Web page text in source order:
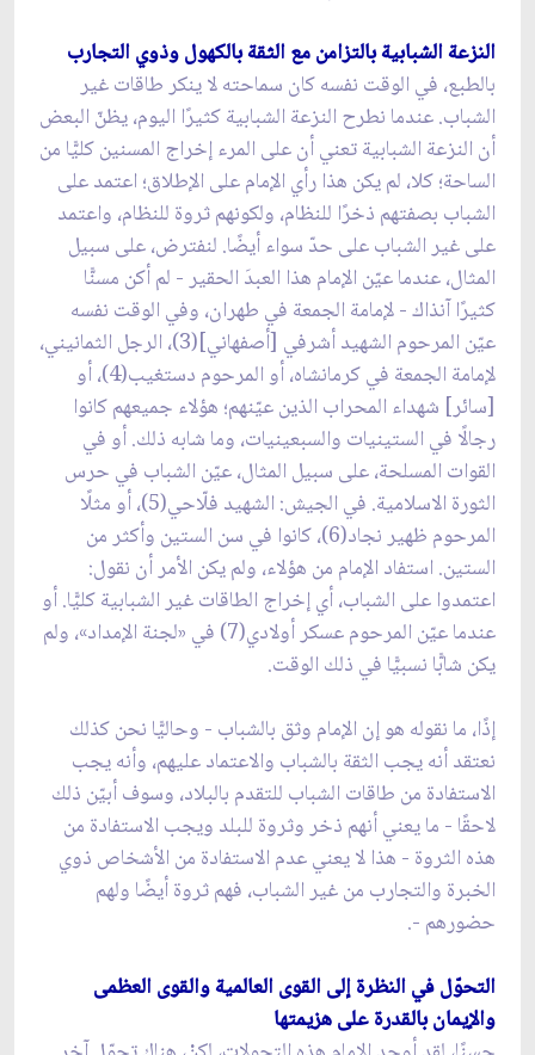
النزعة الشبابية بالتزامن مع الثقة بالكهول وذوي التجارب
بالطبع، في الوقت نفسه كان سماحته لا ينكر طاقات غير
الشباب. عندما نطرح النزعة الشبابية كثيرًا اليوم، يظنّ البعض
أن النزعة الشبابية تعني أن على المرء إخراج المسنين كليًّا من
الساحة؛ كلا، لم يكن هذا رأي الإمام على الإطلاق؛ اعتمد على
الشباب بصفتهم ذخرًا للنظام، ولكونهم ثروة للنظام، واعتمد
على غير الشباب على حدّ سواء أيضًا. لنفترض، على سبيل
المثال، عندما عيّن الإمام هذا العبدَ الحقير - لم أكن مسنًّا
كثيرًا آنذاك - لإمامة الجمعة في طهران، وفي الوقت نفسه
عيّن المرحوم الشهيد أشرفي [أصفهاني](3)، الرجل الثمانيني،
لإمامة الجمعة في كرمانشاه، أو المرحوم دستغيب(4)، أو
[سائر] شهداء المحراب الذين عيّنهم؛ هؤلاء جميعهم كانوا
رجالًا في الستينيات والسبعينيات، وما شابه ذلك. أو في
القوات المسلحة، على سبيل المثال، عيّن الشباب في حرس
الثورة الاسلامية. في الجيش: الشهيد فلّاحي(5)، أو مثلًا
المرحوم ظهير نجاد(6)، كانوا في سن الستين وأكثر من
الستين. استفاد الإمام من هؤلاء، ولم يكن الأمر أن نقول:
اعتمدوا على الشباب، أي إخراج الطاقات غير الشبابية كليًّا. أو
عندما عيّن المرحوم عسكر أولادي(7) في «لجنة الإمداد»، ولم
يكن شابًّا نسبيًّا في ذلك الوقت.
إذًا، ما نقوله هو إن الإمام وثق بالشباب - وحاليًّا نحن كذلك
نعتقد أنه يجب الثقة بالشباب والاعتماد عليهم، وأنه يجب
الاستفادة من طاقات الشباب للتقدم بالبلاد، وسوف أبيّن ذلك
لاحقًا - ما يعني أنهم ذخر وثروة للبلد ويجب الاستفادة من
هذه الثروة - هذا لا يعني عدم الاستفادة من الأشخاص ذوي
الخبرة والتجارب من غير الشباب، فهم ثروة أيضًا ولهم
حضورهم -.
التحوّل في النظرة إلى القوى العالمية والقوى العظمى
والإيمان بالقدرة على هزيمتها